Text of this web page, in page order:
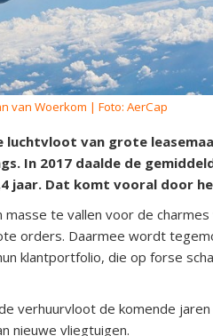
van Woerkom | Foto: AerCap
luchtvloot van grote
In 2017 daalde de
jaar. Dat komt vooral door
masse te vallen voor de
orders. Daarmee wordt
klantportfolio, die op forse
verhuurvloot de komende
nieuwe vliegtuigen.